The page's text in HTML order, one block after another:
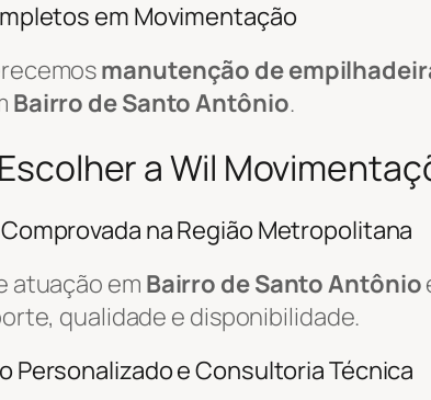
em Movimentação
manutenção de
Bairro de Santo Antônio.
a Wil
na Região Metropolitana
atuação em Bairro de Santo Antônio
qualidade e disponibilidade.
Personalizado e Consultoria Técnica